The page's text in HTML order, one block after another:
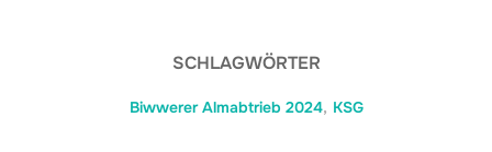
SCHLAGWÖRTER
Biwwerer Almabtrieb 2024, KSG